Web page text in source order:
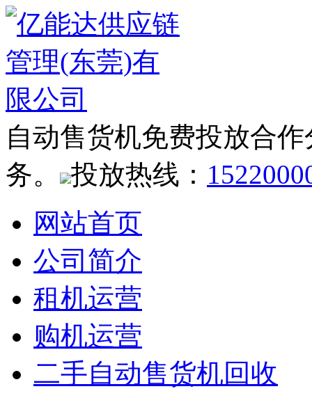
自动售货机免费投放合
务。
投放热线：
网站首页
公司简介
租机运营
购机运营
二手自动售货机回收